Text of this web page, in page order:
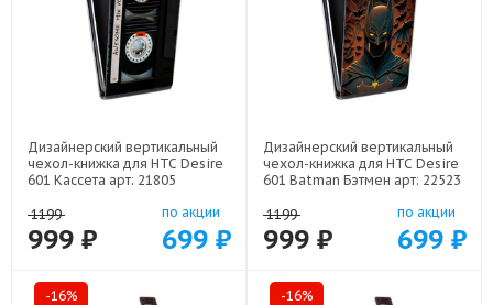
Дизайнерский вертикальный
чехол-книжка для HTC Desire
601 Кассета арт: 21805
1199
999 ₽
по акции
699 ₽
Дизайнерский вертикальный
чехол-книжка для HTC Desire
601 Batman Бэтмен арт: 22523
1199
999 ₽
по акции
699 ₽
-16% -16%